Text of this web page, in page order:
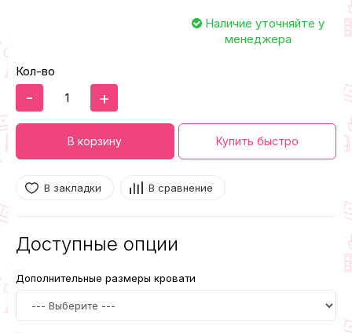
Наличие уточняйте у
менеджера
Кол-во
- +
В корзину Купить быстро
В закладки В сравнение
Доступные опции
Дополнительные размеры кровати